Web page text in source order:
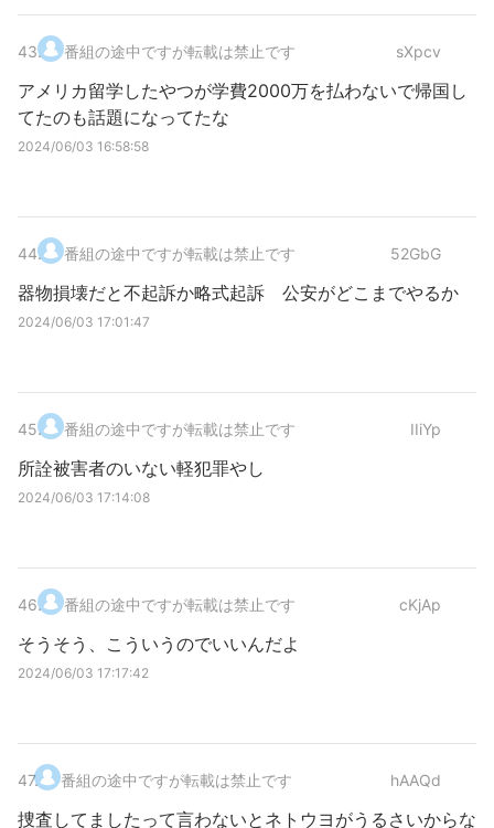
43. 番組の途中ですが転載は禁止です sXpcv
アメリカ留学したやつが学費2000万を払わないで帰国し
てたのも話題になってたな
2024/06/03 16:58:58
44. 番組の途中ですが転載は禁止です 52GbG
器物損壊だと不起訴か略式起訴 公安がどこまでやるか
2024/06/03 17:01:47
45. 番組の途中ですが転載は禁止です IIiYp
所詮被害者のいない軽犯罪やし
2024/06/03 17:14:08
46. 番組の途中ですが転載は禁止です cKjAp
そうそう、こういうのでいいんだよ
2024/06/03 17:17:42
47. 番組の途中ですが転載は禁止です hAAQd
捜査してましたって言わないとネトウヨがうるさいからな